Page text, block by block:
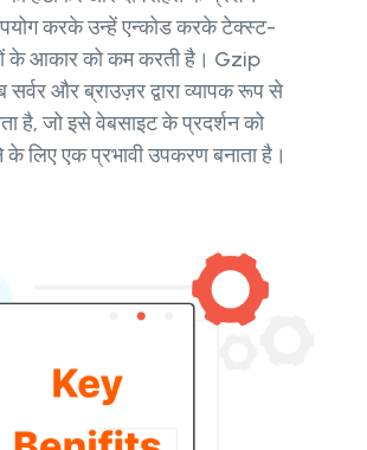
करके उन्हें एन्कोड करके टेक्स्ट-
के आकार को कम करती है। Gzip
और ब्राउज़र द्वारा व्यापक रूप से
है, जो इसे वेबसाइट के प्रदर्शन को
लिए एक प्रभावी उपकरण बनाता है।